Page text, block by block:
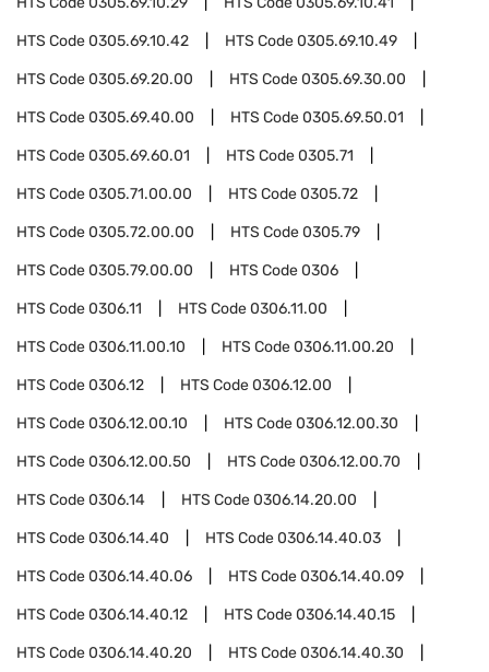
HTS Code0305.69.10.42 HTS Code0305.69.10.49
HTS Code0305.69.20.00 HTS Code0305.69.30.00
HTS Code0305.69.40.00 HTS Code0305.69.50.01
HTS Code0305.69.60.01 HTS Code0305.71
HTS Code0305.71.00.00 HTS Code0305.72
HTS Code0305.72.00.00 HTS Code0305.79
HTS Code0305.79.00.00 HTS Code0306
HTS Code0306.11 HTS Code0306.11.00
HTS Code0306.11.00.10 HTS Code0306.11.00.20
HTS Code0306.12 HTS Code0306.12.00
HTS Code0306.12.00.10 HTS Code0306.12.00.30
HTS Code0306.12.00.50 HTS Code0306.12.00.70
HTS Code0306.14 HTS Code0306.14.20.00
HTS Code0306.14.40 HTS Code0306.14.40.03
HTS Code0306.14.40.06 HTS Code0306.14.40.09
HTS Code0306.14.40.12 HTS Code0306.14.40.15
HTS Code0306.14.40.20 HTS Code0306.14.40.30